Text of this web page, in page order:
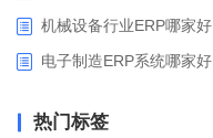
机械设备行业ERP哪家
电子制造ERP系统哪家
热门标签